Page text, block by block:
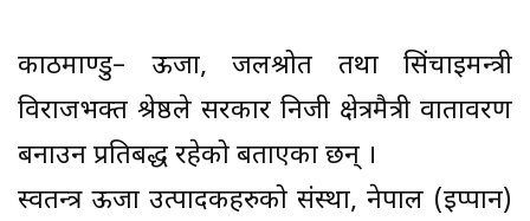
काठमाण्डु– ऊर्जा, जलश्रोत तथा सिंचाइमन्त्री
विराजभक्त श्रेष्ठले सरकार निजी क्षेत्रमैत्री वातावरण
बनाउन प्रतिबद्ध रहेको बताएका छन् ।
स्वतन्त्र ऊर्जा उत्पादकहरुको संस्था, नेपाल (इप्पान)